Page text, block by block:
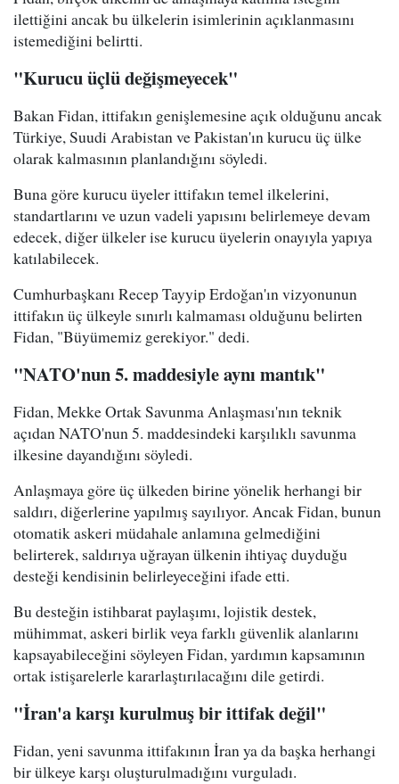
ilettiğini ancak bu ülkelerin isimlerinin açıklanmasını
istemediğini belirtti.
"Kurucu üçlü değişmeyecek"
Bakan Fidan, ittifakın genişlemesine açık olduğunu ancak
Türkiye, Suudi Arabistan ve Pakistan'ın kurucu üç ülke
olarak kalmasının planlandığını söyledi.
Buna göre kurucu üyeler ittifakın temel ilkelerini,
standartlarını ve uzun vadeli yapısını belirlemeye devam
edecek, diğer ülkeler ise kurucu üyelerin onayıyla yapıya
katılabilecek.
Cumhurbaşkanı Recep Tayyip Erdoğan'ın vizyonunun
ittifakın üç ülkeyle sınırlı kalmaması olduğunu belirten
Fidan, "Büyümemiz gerekiyor." dedi.
"NATO'nun 5. maddesiyle aynı mantık"
Fidan, Mekke Ortak Savunma Anlaşması'nın teknik
açıdan NATO'nun 5. maddesindeki karşılıklı savunma
ilkesine dayandığını söyledi.
Anlaşmaya göre üç ülkeden birine yönelik herhangi bir
saldırı, diğerlerine yapılmış sayılıyor. Ancak Fidan, bunun
otomatik askeri müdahale anlamına gelmediğini
belirterek, saldırıya uğrayan ülkenin ihtiyaç duyduğu
desteği kendisinin belirleyeceğini ifade etti.
Bu desteğin istihbarat paylaşımı, lojistik destek,
mühimmat, askeri birlik veya farklı güvenlik alanlarını
kapsayabileceğini söyleyen Fidan, yardımın kapsamının
ortak istişarelerle kararlaştırılacağını dile getirdi.
"İran'a karşı kurulmuş bir ittifak değil"
Fidan, yeni savunma ittifakının İran ya da başka herhangi
bir ülkeye karşı oluşturulmadığını vurguladı.